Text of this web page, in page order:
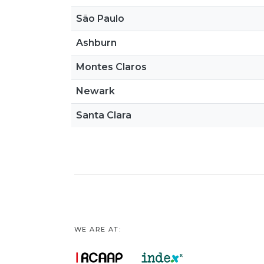
São Paulo
Ashburn
Montes Claros
Newark
Santa Clara
WE ARE AT: